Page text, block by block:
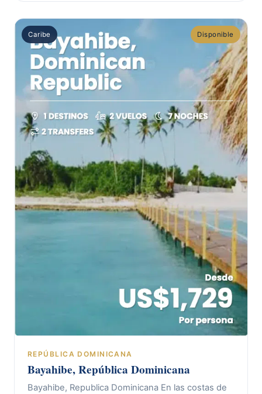
Caribe Disponible
REPÚBLICA DOMINICANA
Bayahibe, República Dominicana
Bayahibe, Republica Dominicana En las costas de